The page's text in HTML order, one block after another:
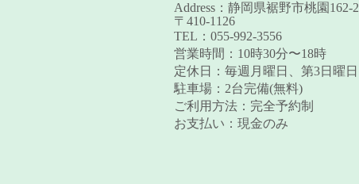
Address：静岡県裾野市桃園162-2
〒410-1126
TEL：055-992-3556
営業時間：10時30分〜18時
定休日：毎週月曜日、第3日曜日
駐車場：2台完備(無料)
ご利用方法：完全予約制
お支払い：現金のみ